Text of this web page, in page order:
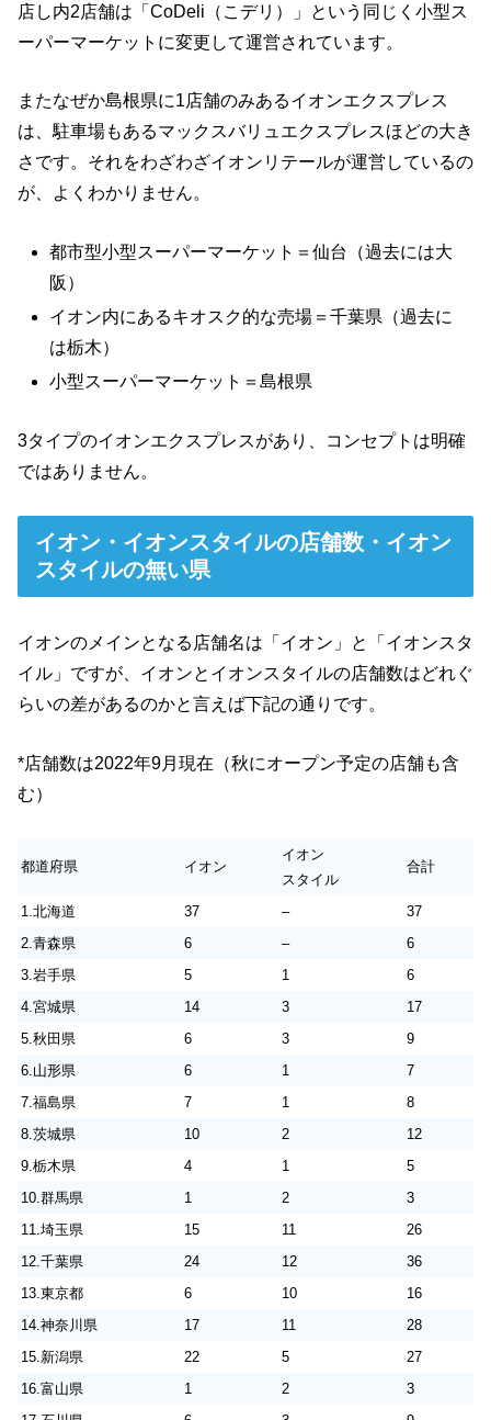
店し内2店舗は「CoDeli（こデリ）」という同じく小型ス
ーパーマーケットに変更して運営されています。
またなぜか島根県に1店舗のみあるイオンエクスプレス
は、駐車場もあるマックスバリュエクスプレスほどの大き
さです。それをわざわざイオンリテールが運営しているの
が、よくわかりません。
都市型小型スーパーマーケット＝仙台（過去には大
阪）
イオン内にあるキオスク的な売場＝千葉県（過去に
は栃木）
小型スーパーマーケット＝島根県
3タイプのイオンエクスプレスがあり、コンセプトは明確
ではありません。
イオン・イオンスタイルの店舗数・イオン
スタイルの無い県
イオンのメインとなる店舗名は「イオン」と「イオンスタ
イル」ですが、イオンとイオンスタイルの店舗数はどれぐ
らいの差があるのかと言えば下記の通りです。
*店舗数は2022年9月現在（秋にオープン予定の店舗も含
む）
都道府県 イオン
イオン
スタイル
合計
1.北海道 37 –
37
2.青森県
6 –
6
3.岩手県
5 1
6
4.宮城県
14 3
17
5.秋田県
6 3
9
6.山形県
6 1
7
7.福島県
7 1
8
8.茨城県
10 2
12
9.栃木県
4 1
5
10.群馬県
1 2
3
11.埼玉県
15 11
26
12.千葉県
24 12
36
13.東京都
6 10
16
14.神奈川県
17 11
28
15.新潟県
22 5
27
16.富山県
1 2
3